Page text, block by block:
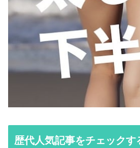
歴代人気記事をチェックす